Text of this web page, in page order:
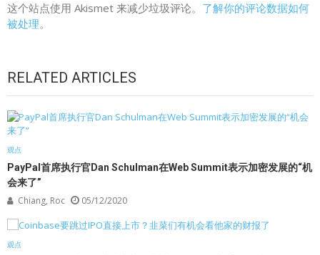
这个站点使用 Akismet 来减少垃圾评论。 了解你的评论数据如何
被处理。
RELATED ARTICLES
观点
PayPal首席执行官Dan Schulman在Web Summit表示加密发展的“机
会来了”
Chiang, Roc 05/12/2020
观点